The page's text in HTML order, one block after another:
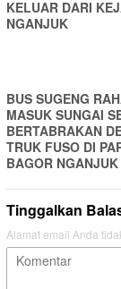
KELUAR DARI
NGANJUK
BUS SUGENG
MASUK SUNGAI
BERTABRAKAN
TRUK FUSO DI
BAGOR NGANJUK
Tinggalkan
Alamat email Anda